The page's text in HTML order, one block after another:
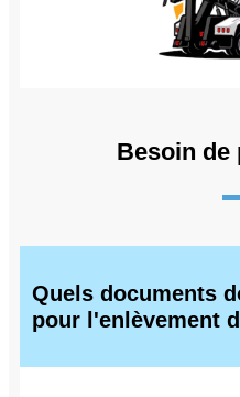
Besoin de
Quels documents
pour l'enlèvement